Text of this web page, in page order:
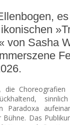
von Sasha
Choreografien
Paradoxa
Das